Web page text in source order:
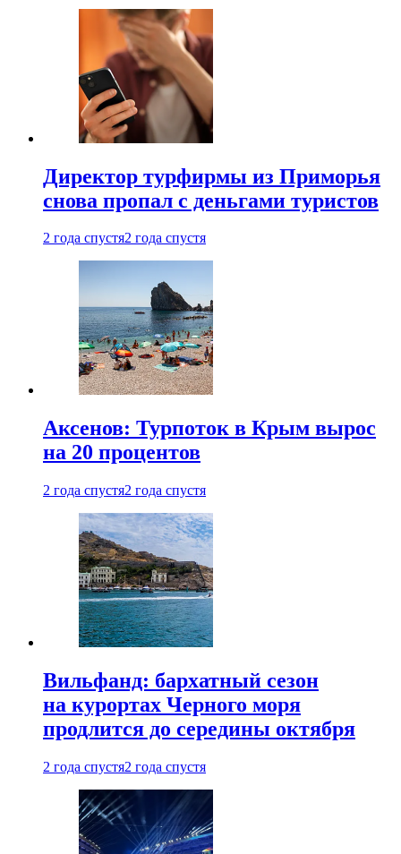
Директор турфирмы из Приморья
снова пропал с деньгами туристов
2 года спустя2 года спустя
Аксенов: Турпоток в Крым вырос
на 20 процентов
2 года спустя2 года спустя
Вильфанд: бархатный сезон
на курортах Черного моря
продлится до середины октября
2 года спустя2 года спустя